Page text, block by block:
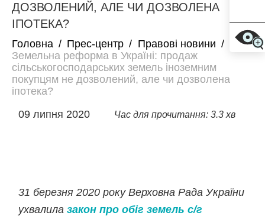
ДОЗВОЛЕНИЙ, АЛЕ ЧИ ДОЗВОЛЕНА
ІПОТЕКА?
Головна / Прес-центр / Правові новини /
Земельна реформа в Україні: продаж
сільськогосподарських земель іноземним
покупцям не дозволений, але чи дозволена
іпотека?
09 липня 2020
Час для прочитання: 3.3 хв
31 березня 2020 року Верховна Рада України
ухвалилазакон про обіг земель с/г